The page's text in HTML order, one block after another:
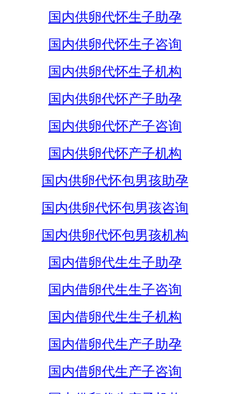
国内供卵代怀生子助孕
国内供卵代怀生子咨询
国内供卵代怀生子机构
国内供卵代怀产子助孕
国内供卵代怀产子咨询
国内供卵代怀产子机构
国内供卵代怀包男孩助孕
国内供卵代怀包男孩咨询
国内供卵代怀包男孩机构
国内借卵代生生子助孕
国内借卵代生生子咨询
国内借卵代生生子机构
国内借卵代生产子助孕
国内借卵代生产子咨询